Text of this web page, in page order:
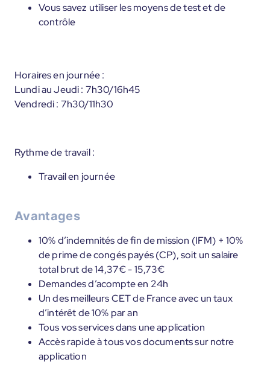
Vous savez utiliser les moyens de test et de
contrôle
Horaires en journée :
Lundi au Jeudi : 7h30/16h45
Vendredi : 7h30/11h30
Rythme de travail :
Travail en journée
Avantages
10% d’indemnités de fin de mission (IFM) + 10%
de prime de congés payés (CP), soit un salaire
total brut de 14,37€ - 15,73€
Demandes d’acompte en 24h
Un des meilleurs CET de France avec un taux
d’intérêt de 10% par an
Tous vos services dans une application
Accès rapide à tous vos documents sur notre
application